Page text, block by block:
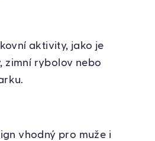
aktivity, jako je
zimní rybolov nebo
vhodný pro muže i